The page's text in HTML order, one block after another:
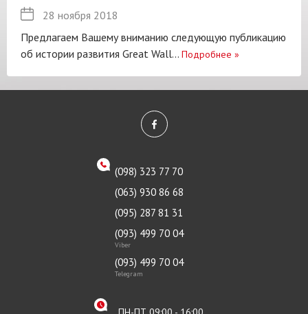
28 ноября 2018
Предлагаем Вашему вниманию следующую публикацию
об истории развития Great Wall... Подробнее »
(098) 323 77 70
(063) 930 86 68
(095) 287 81 31
(093) 499 70 04
Viber
(093) 499 70 04
Telegram